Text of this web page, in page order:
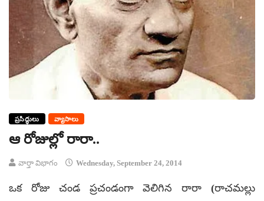
ప్రసిద్ధులు వ్యాసాలు
ఆ రోజుల్లో రారా..
వార్తా విభాగం Wednesday, September 24, 2014
ఒక రోజు చండ ప్రచండంగా వెలిగిన రారా (రాచమల్లు